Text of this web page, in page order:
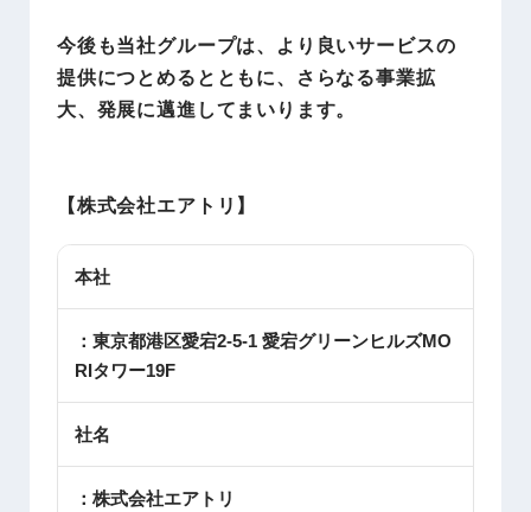
今後も当社グループは、より良いサービスの
提供につとめるとともに、さらなる事業拡
大、発展に邁進してまいります。
【株式会社エアトリ】
本社
：東京都港区愛宕2-5-1 愛宕グリーンヒルズMO
RIタワー19F
社名
：株式会社エアトリ